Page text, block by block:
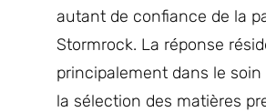
autant de confiance de la
Stormrock. La réponse
principalement dans le soin
la sélection des matières